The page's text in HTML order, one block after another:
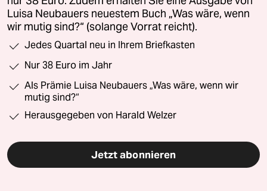
Luisa Neubauers neuestem Buch „Was wäre, wenn
wir mutig sind?“ (solange Vorrat reicht).
Jedes Quartal neu in Ihrem Briefkasten
Nur 38 Euro im Jahr
Als Prämie Luisa Neubauers „Was wäre, wenn wir
mutig sind?“
Herausgegeben von Harald Welzer
Jetzt abonnieren